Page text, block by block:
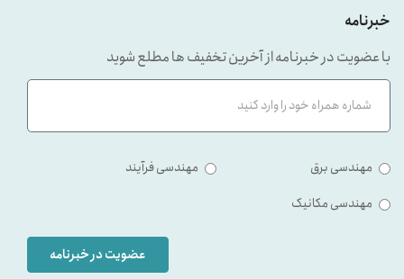
خبرنامه
با عضویت در خبرنامه از آخرین تخفیف ها مطلع شوید
مهندسی برق
مهندسی فرآیند
مهندسی مکانیک
عضویت در خبرنامه